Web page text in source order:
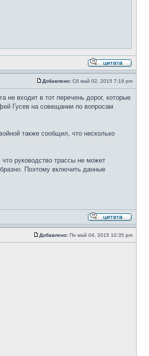
Добавлено: Сб май 02, 2015 7:19 pm
не входит в тот перечень дорог, которые
Гусев на совещании по вопросам
также сообщил, что несколько
что руководство трассы не может
Поэтому включить данные
Добавлено: Пн май 04, 2015 10:35 pm